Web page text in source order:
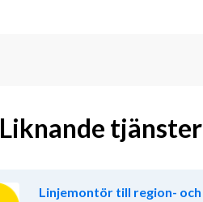
Liknande tjänster
Linjemontör till region- och